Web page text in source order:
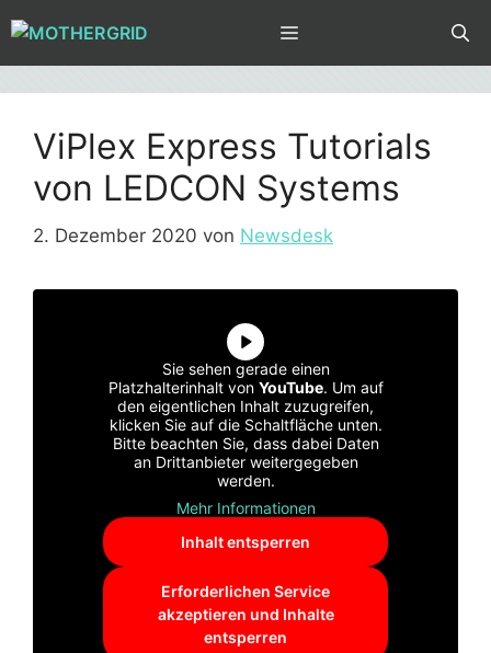
Inhalt
springen
MENÜ
ViPlex Express Tutorials
von LEDCON Systems
2. Dezember 2020 von Newsdesk
Sie sehen gerade einen
Platzhalterinhalt von YouTube. Um auf
den eigentlichen Inhalt zuzugreifen,
klicken Sie auf die Schaltfläche unten.
Bitte beachten Sie, dass dabei Daten
an Drittanbieter weitergegeben
werden.
Mehr Informationen
Inhalt entsperren
Erforderlichen Service
akzeptieren und Inhalte
entsperren